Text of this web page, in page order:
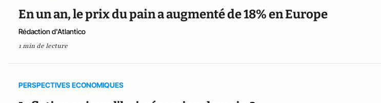
En un an, le prix du pain a augmenté de 18% en Europe
Rédaction d'Atlantico
1 min de lecture
PERSPECTIVES ECONOMIQUES